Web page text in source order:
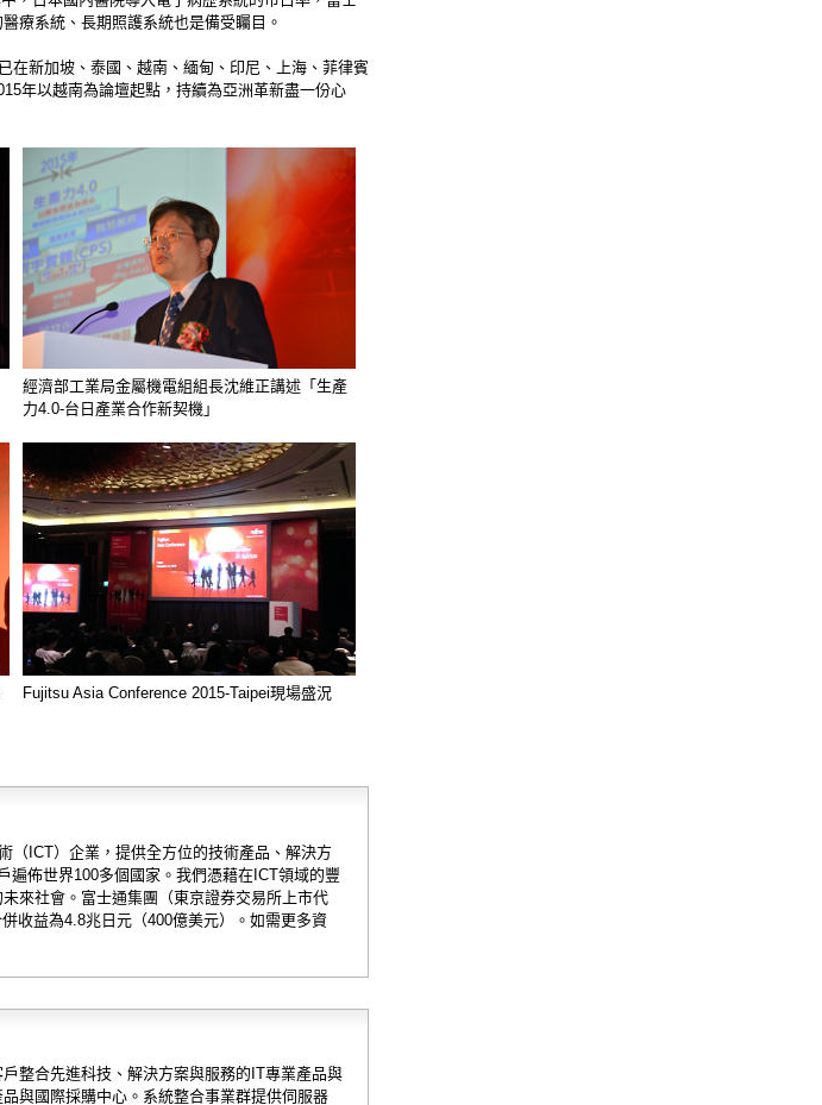
療系統、長期照護系統也是備受矚目。
在新加坡、泰國、越南、緬甸、印尼、上海、菲律賓
年以越南為論壇起點，持續為亞洲革新盡一份心
經濟部工業局金屬機電組組長沈維正講述「生產
力4.0-台日產業合作新契機」
Fujitsu Asia Conference 2015-Taipei現場盛況
（ICT）企業，提供全方位的技術產品、解決方
遍佈世界100多個國家。我們憑藉在ICT領域的豐
來社會。富士通集團（東京證券交易所上市代
收益為4.8兆日元（400億美元）。如需更多資
整合先進科技、解決方案與服務的IT專業產品與
與國際採購中心。系統整合事業群提供伺服器